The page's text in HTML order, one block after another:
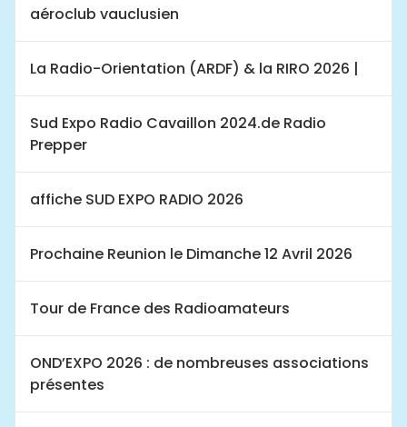
aéroclub vauclusien
La Radio-Orientation (ARDF) & la RIRO 2026 |
Sud Expo Radio Cavaillon 2024.de Radio
Prepper
affiche SUD EXPO RADIO 2026
Prochaine Reunion le Dimanche 12 Avril 2026
Tour de France des Radioamateurs
OND’EXPO 2026 : de nombreuses associations
présentes